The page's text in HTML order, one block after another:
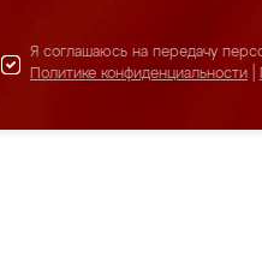
Я соглашаюсь на передачу
Политике конфиденциальности